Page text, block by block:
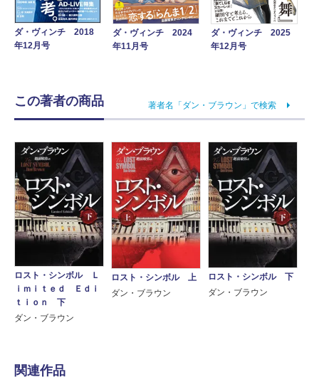
ダ・ヴィンチ 2018
年12月号
ダ・ヴィンチ 2024
年11月号
ダ・ヴィンチ 2025
年12月号
この著者の商品 著者名「ダン・ブラウン」で検索
ロスト・シンボル Ｌ
ｉｍｉｔｅｄ Ｅｄｉ
ｔｉｏｎ 下
ダン・ブラウン
ロスト・シンボル 上
ダン・ブラウン
ロスト・シンボル 下
ダン・ブラウン
関連作品